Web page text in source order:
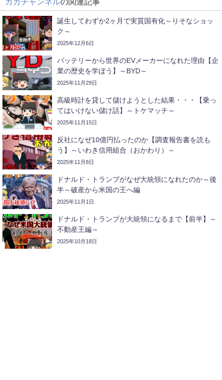
誕生してわずか2ヶ月で実質国有化～りそなショッ
ク～
2025年12月6日
バッテリーから世界のEVメーカーになれた理由【企
業の歴史を学ぼう】～BYD～
2025年11月29日
高級時計を貸して儲けようとした結果・・・【乗っ
てはいけない儲け話】～トケマッチ～
2025年11月15日
反社になぜ10億円払ったのか【調査報告書を読も
う】～いわき信用組合（おかわり）～
2025年11月8日
ドナルド・トランプがなぜ大統領になれたのか～後
半～破産から米国の王へ編
2025年11月1日
ドナルド・トランプが大統領になるまで【前半】～
不動産王編～
2025年10月18日